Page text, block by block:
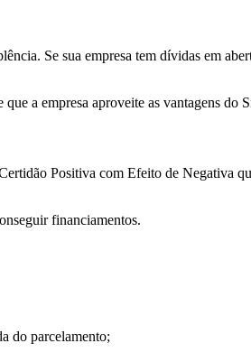
Se sua empresa tem dívidas em
a empresa aproveite as vantagens do
Positiva com Efeito de Negativa
financiamentos.
do parcelamento;